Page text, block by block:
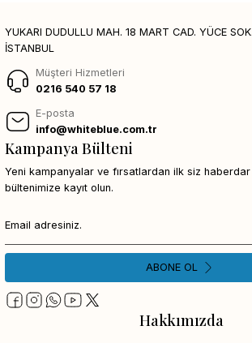
YUKARI DUDULLU MAH. 18 MART CAD. YÜCE
İSTANBUL
Müşteri Hizmetleri
0216 540 57 18
E-posta
info@whiteblue.com.tr
Hakkımızda
Kampanya Bülteni
Yeni kampanyalar ve fırsatlardan ilk siz
bültenimize kayıt olun.
ABONE OL